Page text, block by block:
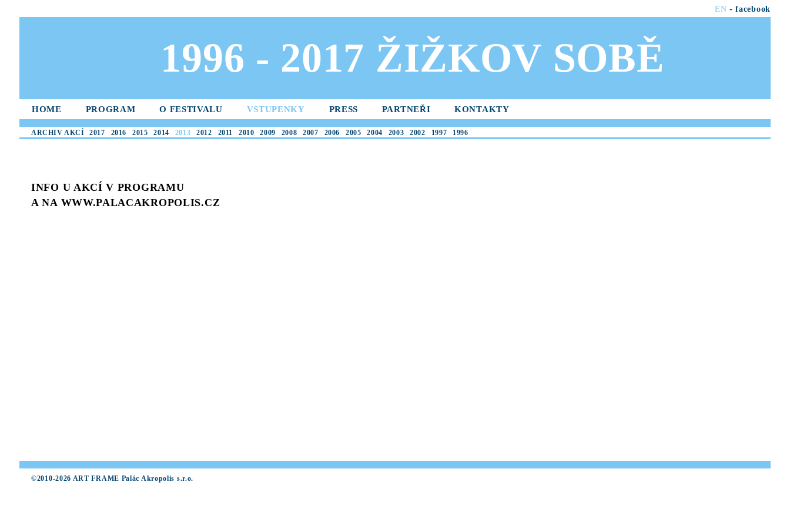
EN -facebook
1996 - 2017 ŽIŽKOV SOBĚ
HOME PROGRAM O FESTIVALU VSTUPENKY PRESS PARTNEŘI KONTAKTY
ARCHIV AKCÍ 2017 2016 2015 2014 2013 2012 2011 2010 2009 2008 2007 2006 2005 2004 2003 2002 1997 1996
INFO U AKCÍ V PROGRAMU
A NA WWW.PALACAKROPOLIS.CZ
©2010-2026 ART FRAME Palác Akropolis s.r.o.